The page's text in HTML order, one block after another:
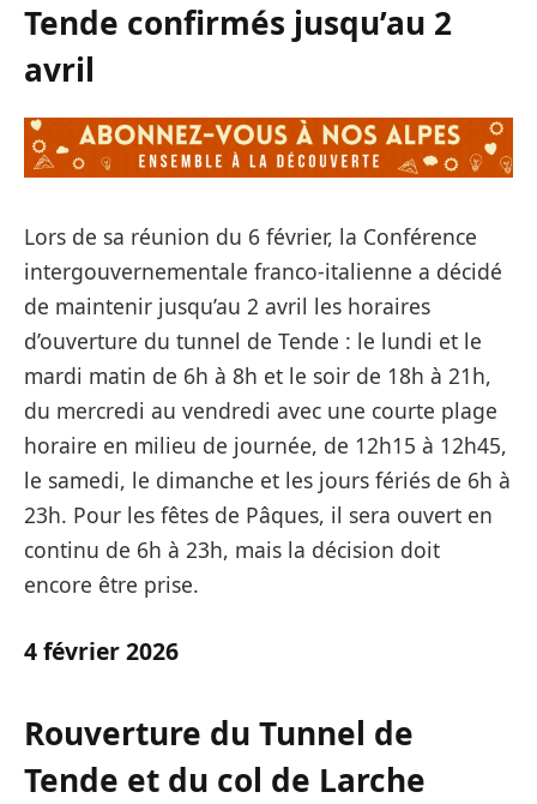
Tende confirmés jusqu’au 2
avril
Lors de sa réunion du 6 février, la Conférence
intergouvernementale franco-italienne a décidé
de maintenir jusqu’au 2 avril les horaires
d’ouverture du tunnel de Tende : le lundi et le
mardi matin de 6h à 8h et le soir de 18h à 21h,
du mercredi au vendredi avec une courte plage
horaire en milieu de journée, de 12h15 à 12h45,
le samedi, le dimanche et les jours fériés de 6h à
23h. Pour les fêtes de Pâques, il sera ouvert en
continu de 6h à 23h, mais la décision doit
encore être prise.
4 février 2026
Rouverture du Tunnel de
Tende et du col de Larche